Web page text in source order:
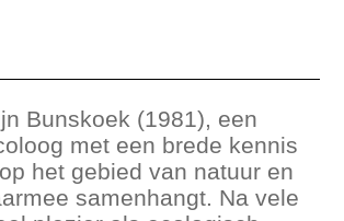
Bunskoek (1981), een
met een brede kennis
het gebied van natuur en
samenhangt. Na vele